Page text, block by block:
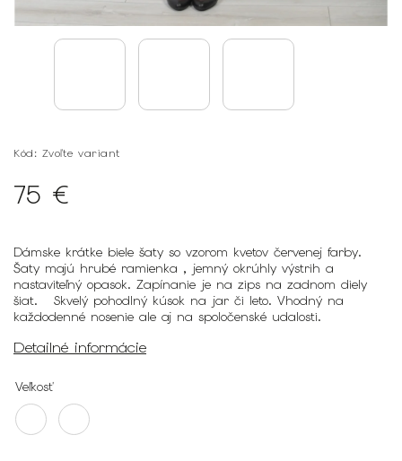
Kód: Zvoľte variant
75 €
Dámske krátke biele šaty so vzorom kvetov červenej farby.
Šaty majú hrubé ramienka , jemný okrúhly výstrih a
nastaviteľný opasok. Zapínanie je na zips na zadnom diely
šiat.
Skvelý pohodlný kúsok na jar či leto. Vhodný na
každodenné nosenie ale aj na spoločenské udalosti.
Detailné informácie
Veľkosť